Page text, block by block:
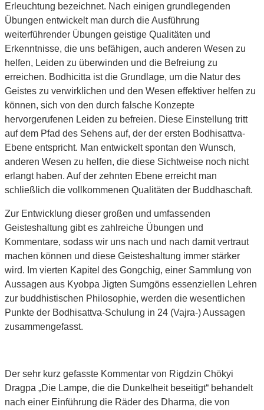
Erleuchtung bezeichnet. Nach einigen grundlegenden
Übungen entwickelt man durch die Ausführung
weiterführender Übungen geistige Qualitäten und
Erkenntnisse, die uns befähigen, auch anderen Wesen zu
helfen, Leiden zu überwinden und die Befreiung zu
erreichen. Bodhicitta ist die Grundlage, um die Natur des
Geistes zu verwirklichen und den Wesen effektiver helfen zu
können, sich von den durch falsche Konzepte
hervorgerufenen Leiden zu befreien. Diese Einstellung tritt
auf dem Pfad des Sehens auf, der der ersten Bodhisattva-
Ebene entspricht. Man entwickelt spontan den Wunsch,
anderen Wesen zu helfen, die diese Sichtweise noch nicht
erlangt haben. Auf der zehnten Ebene erreicht man
schließlich die vollkommenen Qualitäten der Buddhaschaft.
Zur Entwicklung dieser großen und umfassenden
Geisteshaltung gibt es zahlreiche Übungen und
Kommentare, sodass wir uns nach und nach damit vertraut
machen können und diese Geisteshaltung immer stärker
wird. Im vierten Kapitel des Gongchig, einer Sammlung von
Aussagen aus Kyobpa Jigten Sumgöns essenziellen Lehren
zur buddhistischen Philosophie, werden die wesentlichen
Punkte der Bodhisattva-Schulung in 24 (Vajra-) Aussagen
zusammengefasst.
Der sehr kurz gefasste Kommentar von Rigdzin Chökyi
Dragpa „Die Lampe, die die Dunkelheit beseitigt“ behandelt
nach einer Einführung die Räder des Dharma, die von